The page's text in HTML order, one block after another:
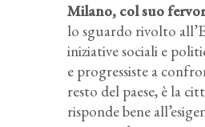
Milano, col suo
lo sguardo rivolto
iniziative sociali e
e progressiste a
resto del paese, è la
risponde bene